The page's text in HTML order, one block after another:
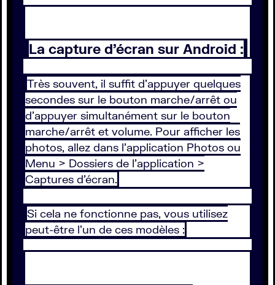
La capture d’écran sur Android :
Très souvent, il suffit d’appuyer quelques
secondes sur le bouton marche/arrêt ou
d’appuyer simultanément sur le bouton
marche/arrêt et volume. Pour afficher les
photos, allez dans l’application Photos ou
Menu > Dossiers de l’application >
Captures d’écran.
Si cela ne fonctionne pas, vous utilisez
peut-être l’un de ces modèles :